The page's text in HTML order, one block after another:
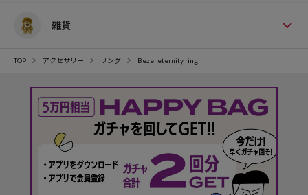
雑貨
TOP アクセサリー リング Bezel eternity ring